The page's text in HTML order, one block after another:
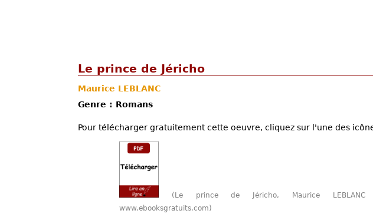
Le prince de Jéricho
Maurice LEBLANC
Genre : Romans
Pour télécharger gratuitement cette oeuvre, cliquez sur l'une des
(Le prince de Jéricho, Maurice
www.ebooksgratuits.com)